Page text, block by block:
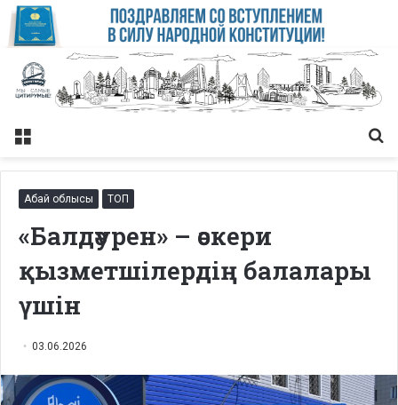
Меню
Абай облысы ТОП
«Балдәурен» – әскери
қызметшілердің балалары
үшін
03.06.2026